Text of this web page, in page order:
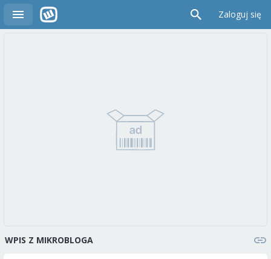
Zaloguj się
WPIS Z MIKROBLOGA